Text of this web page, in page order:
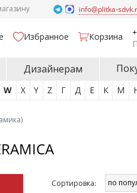
info@plitka-
Избранное Корзина
Дизайнерам
W X Y Z Г Д Е К М
Cортировка: по